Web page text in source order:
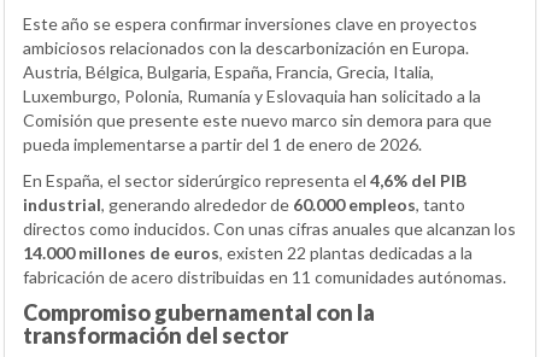
Este año se espera confirmar inversiones clave en proyectos
ambiciosos relacionados con la descarbonización en Europa.
Austria, Bélgica, Bulgaria, España, Francia, Grecia, Italia,
Luxemburgo, Polonia, Rumanía y Eslovaquia han solicitado a la
Comisión que presente este nuevo marco sin demora para que
pueda implementarse a partir del 1 de enero de 2026.
En España, el sector siderúrgico representa el 4,6% del PIB
industrial, generando alrededor de 60.000 empleos, tanto
directos como inducidos. Con unas cifras anuales que alcanzan los
14.000 millones de euros, existen 22 plantas dedicadas a la
fabricación de acero distribuidas en 11 comunidades autónomas.
Compromiso gubernamental con la
transformación del sector